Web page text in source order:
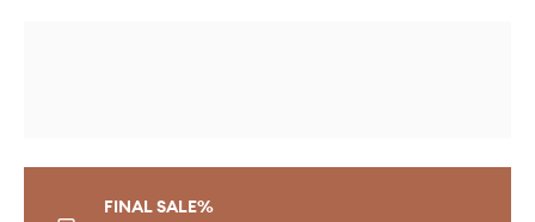
FINAL SALE%